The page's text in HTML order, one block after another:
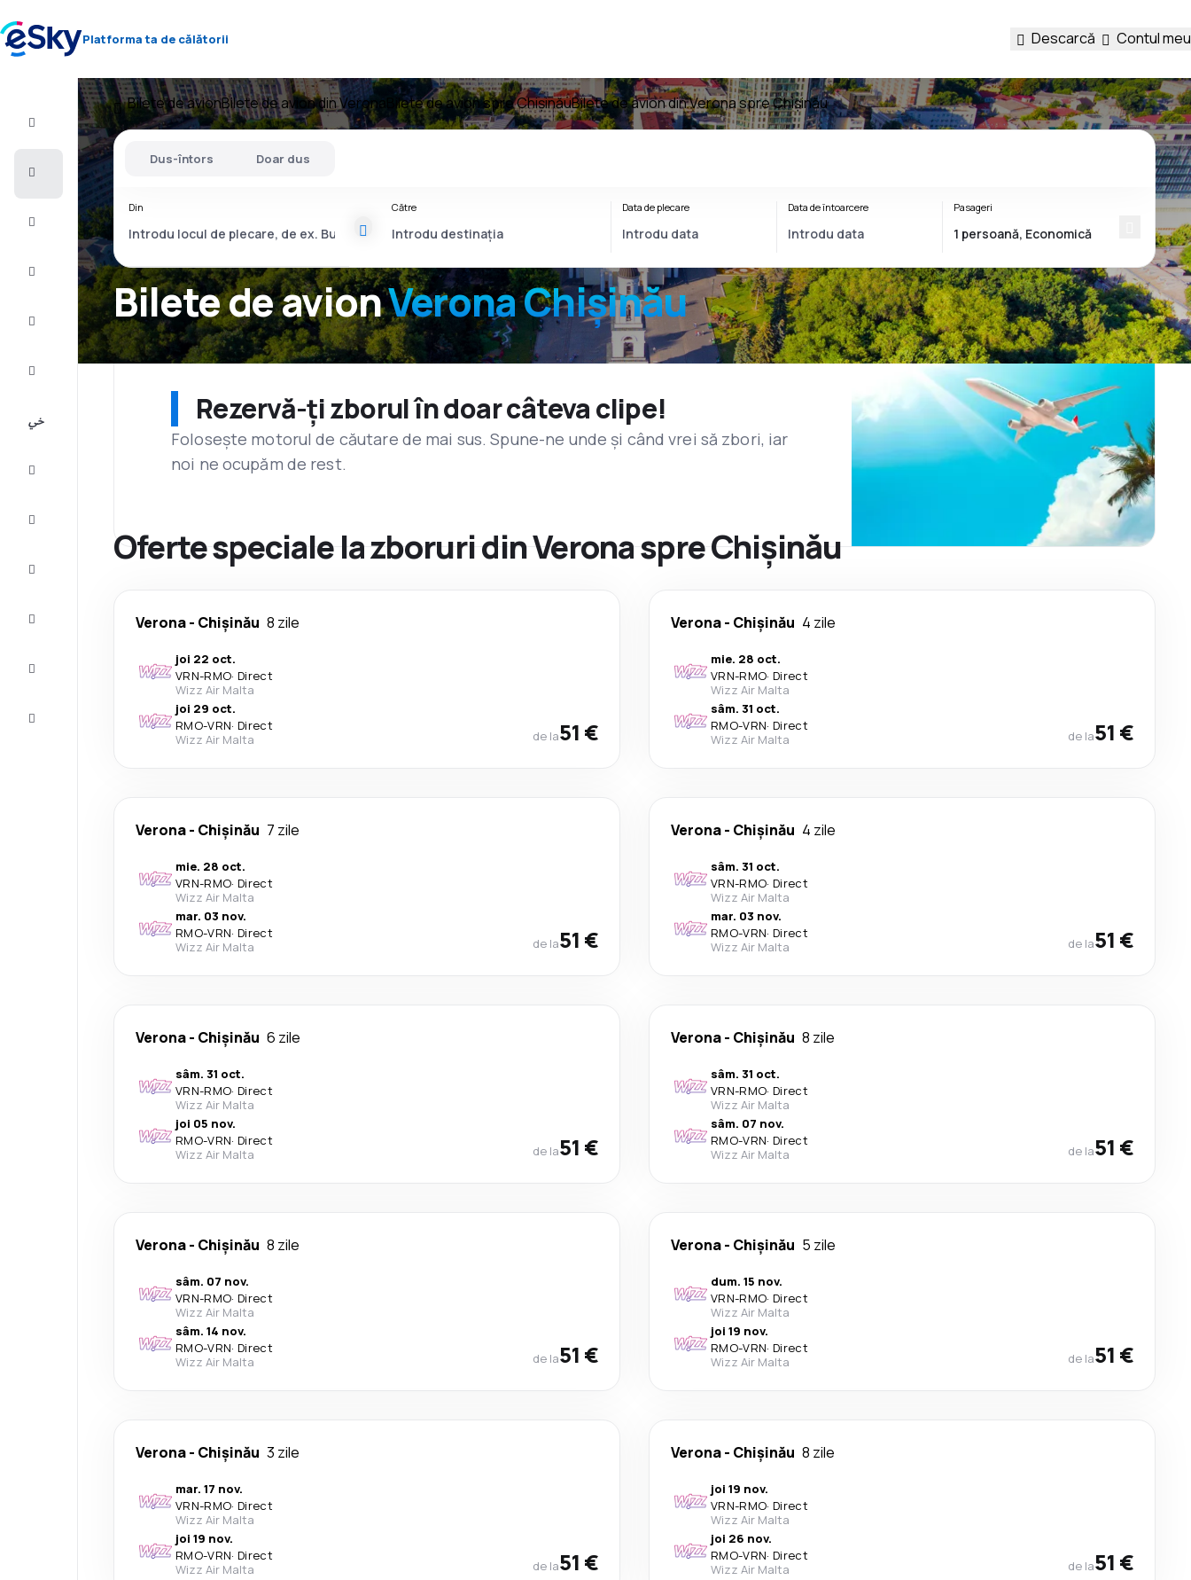
Platforma ta de călătorii Descarcă Contul meu
Zbor+Hotel
Vacanţe
Bilete de avionBilete de avion din Verona Bilete de avion spre ChișinăuBilete de avion din Verona spre Chișinău
Bilete de avionVerona Chișinău
Dus-întors Doar dus
Din Către Data de plecare Data de întoarcere Pasageri
Rezervă-ți zborul în doar câteva clipe!
Folosește motorul de căutare de mai sus. Spune-ne unde și când vrei să zbori, iar
noi ne ocupăm de rest.
Oferte speciale la zboruri din Verona spre Chișinău
Verona- Chișinău 8 zile
joi 22 oct.
VRN-RMO· Direct
Wizz Air Malta
joi 29 oct.
RMO-VRN· Direct
Wizz Air Malta
de la51 €
Verona- Chișinău 4 zile
mie. 28 oct.
VRN-RMO· Direct
Wizz Air Malta
sâm. 31 oct.
RMO-VRN· Direct
Wizz Air Malta
de la51 €
Verona- Chișinău 7 zile
mie. 28 oct.
VRN-RMO· Direct
Wizz Air Malta
mar. 03 nov.
RMO-VRN· Direct
Wizz Air Malta
de la51 €
Verona- Chișinău 4 zile
sâm. 31 oct.
VRN-RMO· Direct
Wizz Air Malta
mar. 03 nov.
RMO-VRN· Direct
Wizz Air Malta
de la51 €
Verona- Chișinău 6 zile
sâm. 31 oct.
VRN-RMO· Direct
Wizz Air Malta
joi 05 nov.
RMO-VRN· Direct
Wizz Air Malta
de la51 €
Verona- Chișinău 8 zile
sâm. 31 oct.
VRN-RMO· Direct
Wizz Air Malta
sâm. 07 nov.
RMO-VRN· Direct
Wizz Air Malta
de la51 €
Verona- Chișinău 8 zile
sâm. 07 nov.
VRN-RMO· Direct
Wizz Air Malta
sâm. 14 nov.
RMO-VRN· Direct
Wizz Air Malta
de la51 €
Verona- Chișinău 5 zile
dum. 15 nov.
VRN-RMO· Direct
Wizz Air Malta
joi 19 nov.
RMO-VRN· Direct
Wizz Air Malta
de la51 €
Verona- Chișinău 3 zile
mar. 17 nov.
VRN-RMO· Direct
Wizz Air Malta
joi 19 nov.
RMO-VRN· Direct
Wizz Air Malta
de la51 €
Verona- Chișinău 8 zile
joi 19 nov.
VRN-RMO· Direct
Wizz Air Malta
joi 26 nov.
RMO-VRN· Direct
Wizz Air Malta
de la51 €